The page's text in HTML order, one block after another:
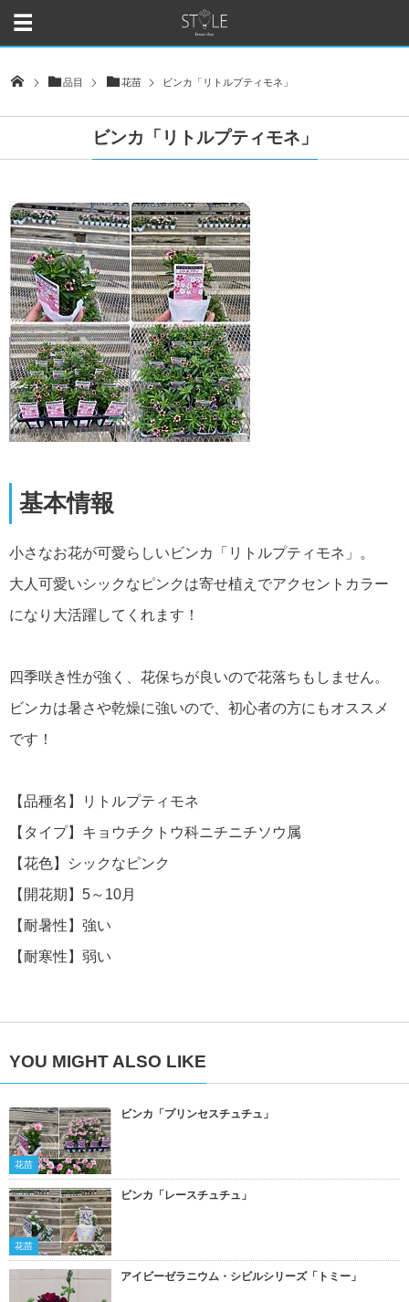
品目 花苗 ビンカ「リトルプティモネ」
ビンカ「リトルプティモネ」
基本情報
小さなお花が可愛らしいビンカ「リトルプティモネ」。
大人可愛いシックなピンクは寄せ植えでアクセントカラー
になり大活躍してくれます！
四季咲き性が強く、花保ちが良いので花落ちもしません。
ビンカは暑さや乾燥に強いので、初心者の方にもオススメ
です！
【品種名】リトルプティモネ
【タイプ】キョウチクトウ科ニチニチソウ属
【花色】シックなピンク
【開花期】5～10月
【耐暑性】強い
【耐寒性】弱い
YOU MIGHT ALSO LIKE
花苗
ビンカ「プリンセスチュチュ」
花苗
ビンカ「レースチュチュ」
アイビーゼラニウム・シビルシリーズ「トミー」